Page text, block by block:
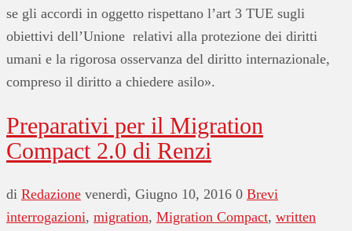
se gli accordi in oggetto rispettano l’art 3 TUE sugli
obiettivi dell’Unione relativi alla protezione dei diritti
umani e la rigorosa osservanza del diritto internazionale,
compreso il diritto a chiedere asilo».
Preparativi per il Migration
Compact 2.0 di Renzi
di Redazione venerdì, Giugno 10, 2016 0 Brevi
interrogazioni, migration, Migration Compact, written